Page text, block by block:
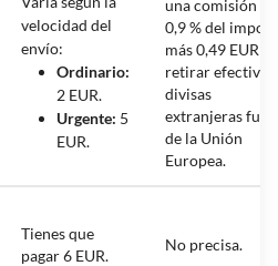
velocidad del
envío:
Ordinario:
2 EUR.
Urgente: 5
EUR.
una comisión
0,9 % del
más 0,49 EUR
retirar efectivo
divisas
extranjeras
de la Unión
Europea.
Tienes que
pagar 6 EUR.
No precisa.